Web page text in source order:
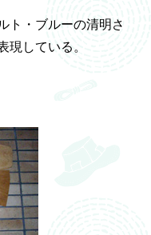
ト・ブルーの清明さ
現している。